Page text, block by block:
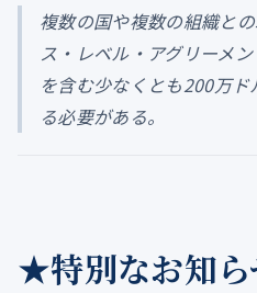
複数の国や複数の組織と
ス・レベル・アグリーメ
を含む少なくとも200万
る必要がある。
★特別なお知